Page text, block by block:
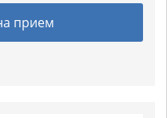
прием